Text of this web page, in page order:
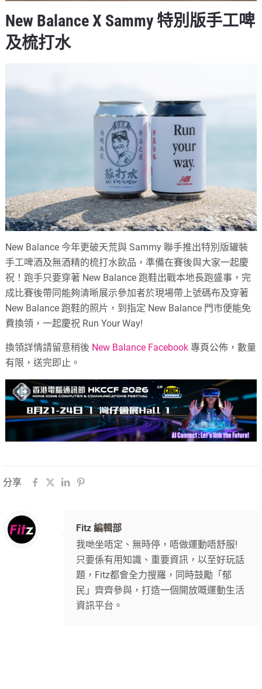
New Balance X Sammy 特別版手工啤
及梳打水
New Balance 今年更破天荒與 Sammy 聯手推出特別版罐裝
手工啤酒及無酒精的梳打水飲品，準備在賽後與大家一起慶
祝！跑手只要穿著 New Balance 跑鞋出戰本地長跑盛事，完
成比賽後帶同能夠清晰展示參加者於現場帶上號碼布及穿著
New Balance 跑鞋的照片，到指定 New Balance 門市便能免
費換領，一起慶祝 Run Your Way!
換領詳情請留意稍後 New Balance Facebook 專頁公佈，數量
有限，送完即止。
分享
Fitz 編輯部
我哋坐唔定、無時停，唔做運動唔舒服!
只要係有用知識、重要資訊，以至好玩話
題，Fitz都會全力搜羅，同時鼓勵「郁
民」齊齊參與，打造一個開放嘅運動生活
資訊平台。